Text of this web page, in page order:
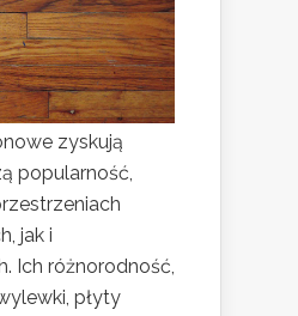
zyskują
popularność,
jak i
Ich różnorodność,
płyty